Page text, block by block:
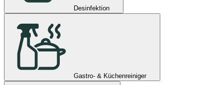
Desinfektion
Gastro- & Küchenreiniger